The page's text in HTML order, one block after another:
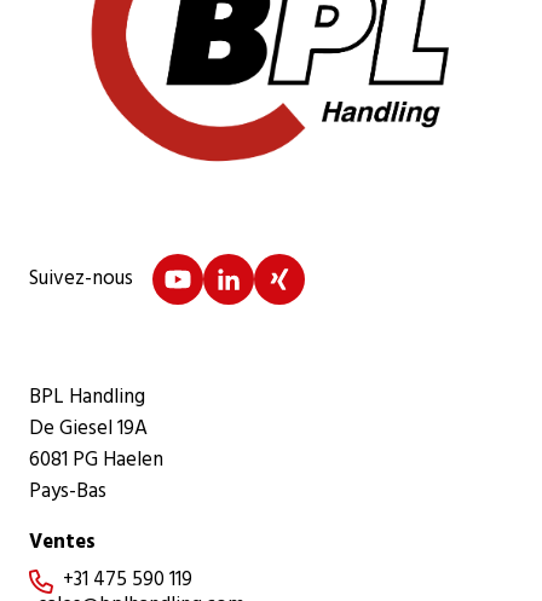
Suivez-nous
BPL Handling
De Giesel 19A
6081 PG Haelen
Pays-Bas
Ventes
 +31 475 590 119